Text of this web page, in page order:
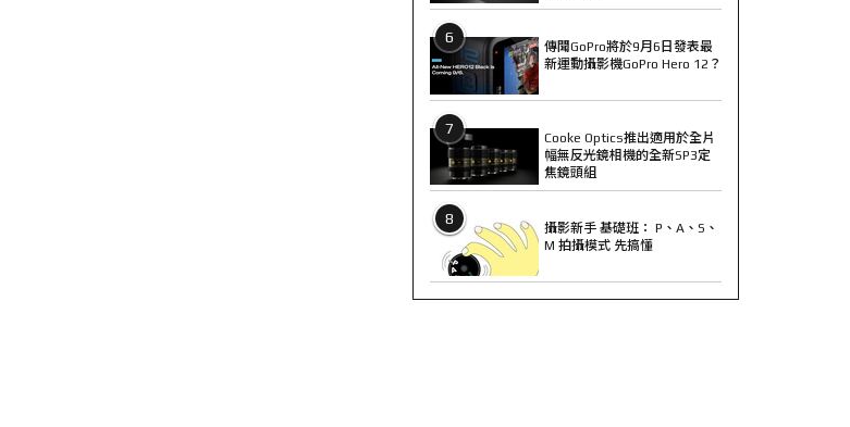
6
傳聞GoPro將於9月6日發表最
新運動攝影機GoPro Hero 12？
7
Cooke Optics推出適用於全片
幅無反光鏡相機的全新SP3定
焦鏡頭組
8
攝影新手 基礎班： P、A、S、
M 拍攝模式 先搞懂